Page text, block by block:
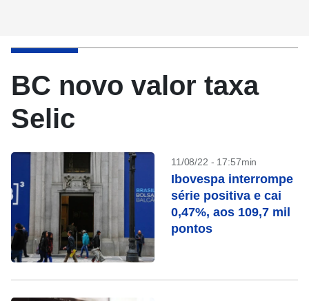
BC novo valor taxa
Selic
11/08/22 - 17:57min
Ibovespa interrompe
série positiva e cai
0,47%, aos 109,7 mil
pontos